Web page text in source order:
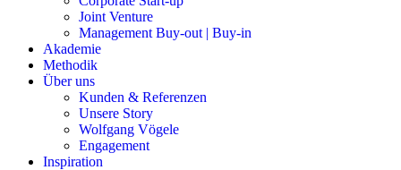
Joint Venture
Management Buy-out | Buy-in
Akademie
Methodik
Über uns
Kunden & Referenzen
Unsere Story
Wolfgang Vögele
Engagement
Inspiration